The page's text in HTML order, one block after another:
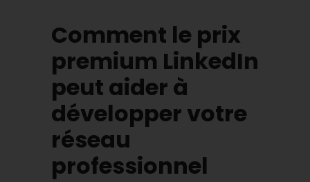
Comment le prix
premium LinkedIn
peut aider à
développer votre
réseau
professionnel